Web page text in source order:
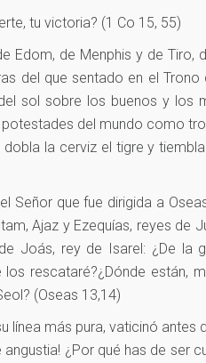
tu victoria? (1 Co 15, 55)
Edom, de Menphis y de Tiro,
del que sentado en el Trono
sol sobre los buenos y los
del mundo como
la cerviz el tigre y
Señor que fue dirigida a
Ajaz y Ezequías, reyes de
Joás, rey de Isarel: ¿De la
los rescataré?¿Dónde están,
(Oseas 13,14)
más pura, vaticinó antes
¿Por qué has de ser